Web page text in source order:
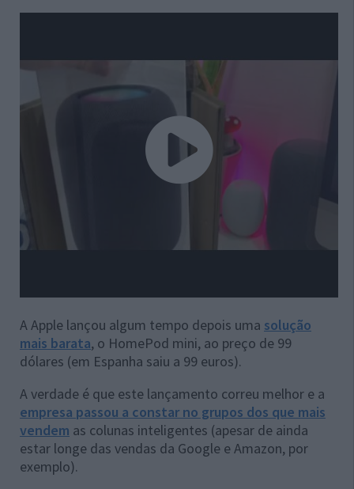
A Apple lançou algum tempo depois uma solução
mais barata, o HomePod mini, ao preço de 99
dólares (em Espanha saiu a 99 euros).
A verdade é que este lançamento correu melhor e a
empresa passou a constar no grupos dos que mais
vendem as colunas inteligentes (apesar de ainda
estar longe das vendas da Google e Amazon, por
exemplo).